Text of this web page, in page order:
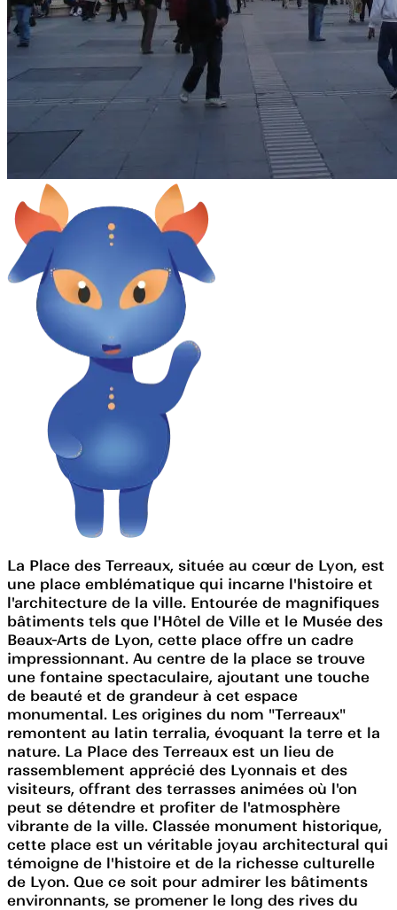
La Place des Terreaux, située au cœur de Lyon, est
une place emblématique qui incarne l'histoire et
l'architecture de la ville. Entourée de magnifiques
bâtiments tels que l'Hôtel de Ville et le Musée des
Beaux-Arts de Lyon, cette place offre un cadre
impressionnant. Au centre de la place se trouve
une fontaine spectaculaire, ajoutant une touche
de beauté et de grandeur à cet espace
monumental. Les origines du nom "Terreaux"
remontent au latin terralia, évoquant la terre et la
nature. La Place des Terreaux est un lieu de
rassemblement apprécié des Lyonnais et des
visiteurs, offrant des terrasses animées où l'on
peut se détendre et profiter de l'atmosphère
vibrante de la ville. Classée monument historique,
cette place est un véritable joyau architectural qui
témoigne de l'histoire et de la richesse culturelle
de Lyon. Que ce soit pour admirer les bâtiments
environnants, se promener le long des rives du